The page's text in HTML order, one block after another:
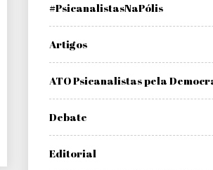
#PsicanalistasNaPólis
Artigos
ATO Psicanalistas pela
Debate
Editorial